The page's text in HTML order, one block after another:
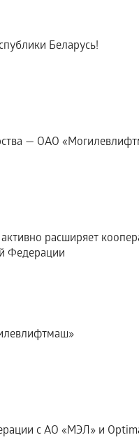
Беларусь!
— ОАО
расширяет
Федерации
с АО «МЭЛ» и